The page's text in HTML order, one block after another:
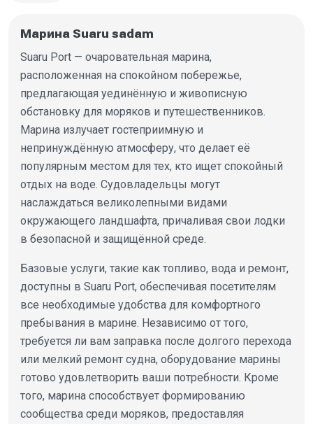
Марина Suaru sadam
Suaru Port — очаровательная марина,
расположенная на спокойном побережье,
предлагающая уединённую и живописную
обстановку для моряков и путешественников.
Марина излучает гостеприимную и
непринуждённую атмосферу, что делает её
популярным местом для тех, кто ищет спокойный
отдых на воде. Судовладельцы могут
наслаждаться великолепными видами
окружающего ландшафта, причаливая свои лодки
в безопасной и защищённой среде.
Базовые услуги, такие как топливо, вода и ремонт,
доступны в Suaru Port, обеспечивая посетителям
все необходимые удобства для комфортного
пребывания в марине. Независимо от того,
требуется ли вам заправка после долгого перехода
или мелкий ремонт судна, оборудование марины
готово удовлетворить ваши потребности. Кроме
того, марина способствует формированию
сообщества среди моряков, предоставляя